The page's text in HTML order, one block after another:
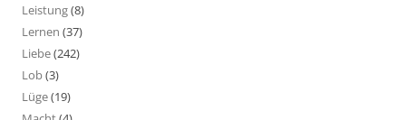
Leistung(8)
Lernen (37)
Liebe(242)
Lob(3)
Lüge(19)